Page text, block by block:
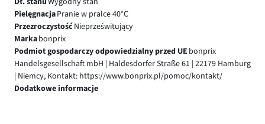
PielęgnacjaPranie w pralce 40°C
PrzezroczystośćNieprześwitujący
Markabonprix
Podmiot gospodarczy odpowiedzialny przed UE bonprix
Handelsgesellschaft mbH | Haldesdorfer Straße 61 | 22179 Hamburg
| Niemcy, Kontakt: https://www.bonprix.pl/pomoc/kontakt/
Dodatkowe informacje